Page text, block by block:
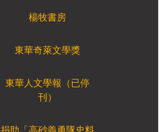
楊牧書房
東華奇萊文學獎
東華人文學報（已停
刊）